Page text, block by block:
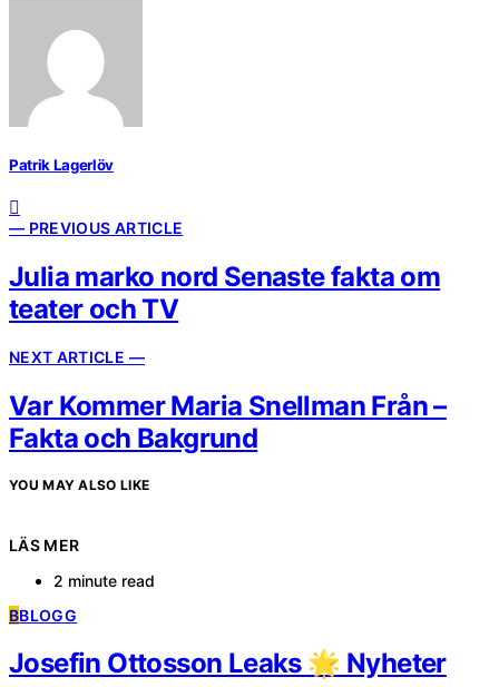
Patrik Lagerlöv
— PREVIOUS ARTICLE
Julia marko nord Senaste fakta om
teater och TV
NEXT ARTICLE —
Var Kommer Maria Snellman Från –
Fakta och Bakgrund
YOU MAY ALSO LIKE
LÄS MER
2 minute read
BBLOGG
Josefin Ottosson Leaks 🌟 Nyheter